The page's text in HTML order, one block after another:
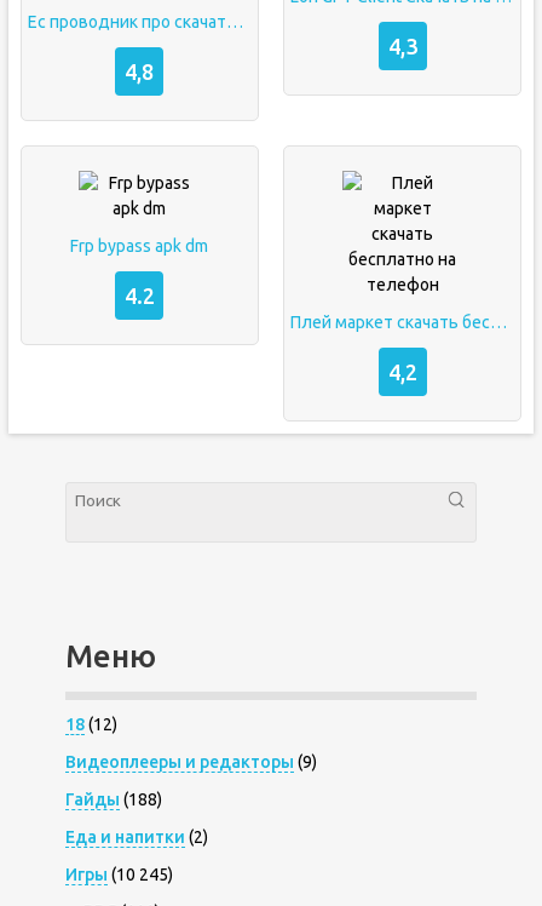
Ес проводник про скачать на андроид
4,8
4,3
Frp bypass apk dm
4.2
Плей маркет скачать бесплатно на телефон
4,2
Меню
18(12)
Видеоплееры и редакторы (9)
Гайды (188)
Еда и напитки (2)
Игры (10 245)